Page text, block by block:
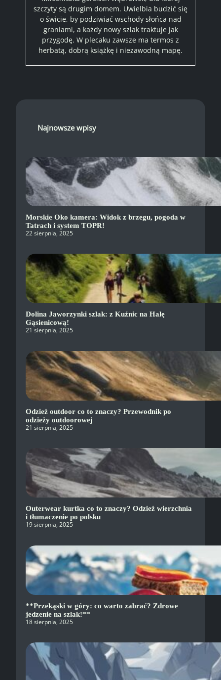
szczyty są drugim domem. Uwielbia budzić się
o świcie, by podziwiać wschody słońca nad
graniami, a każdy nowy szlak traktuje jak
przygodę. W plecaku zawsze ma termos z
herbatą, dobrą książkę i niezawodną mapę.
Najnowsze wpisy
Morskie Oko kamera: Widok z brzegu, pogoda w
Tatrach i system TOPR!
22 sierpnia, 2025
Dolina Jaworzynki szlak: z Kuźnic na Halę
Gąsienicową!
21 sierpnia, 2025
Odzież outdoor co to znaczy? Przewodnik po
odzieży outdoorowej
21 sierpnia, 2025
Outerwear kurtka co to znaczy? Odzież wierzchnia
i tłumaczenie po polsku
19 sierpnia, 2025
**Przekąski w góry: co warto zabrać? Zdrowe
jedzenie na szlak!**
18 sierpnia, 2025